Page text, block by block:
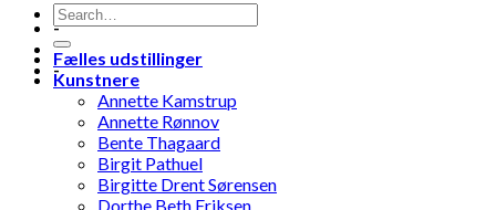
-
-
Fælles udstillinger
Kunstnere
Annette Kamstrup
Annette Rønnov
Bente Thagaard
Birgit Pathuel
Birgitte Drent Sørensen
Dorthe Beth Eriksen